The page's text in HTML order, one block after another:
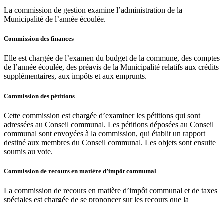
La commission de gestion examine l’administration de la
Municipalité de l’année écoulée.
Commission des finances
Elle est chargée de l’examen du budget de la commune, des comptes
de l’année écoulée, des préavis de la Municipalité relatifs aux crédits
supplémentaires, aux impôts et aux emprunts.
Commission des pétitions
Cette commission est chargée d’examiner les pétitions qui sont
adressées au Conseil communal. Les pétitions déposées au Conseil
communal sont envoyées à la commission, qui établit un rapport
destiné aux membres du Conseil communal. Les objets sont ensuite
soumis au vote.
Commission de recours en matière d’impôt communal
La commission de recours en matière d’impôt communal et de taxes
spéciales est chargée de se prononcer sur les recours que la